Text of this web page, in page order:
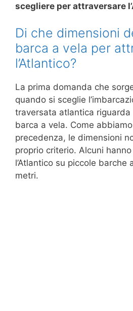
scegliere per attraversare
Di che dimensioni
barca a vela per
l’Atlantico?
La prima domanda che
quando si sceglie
traversata atlantica
barca a vela. Come
precedenza, le dimensioni
proprio criterio. Alcuni
l’Atlantico su piccole barche
metri.